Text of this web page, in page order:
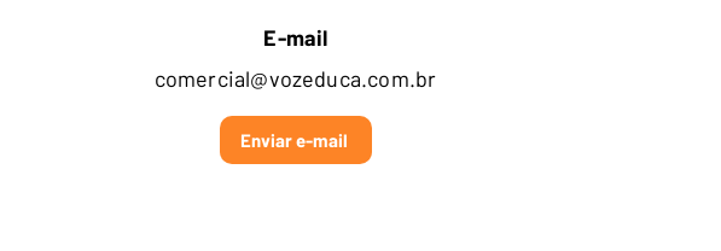
E-mail
comercial@vozeduca.com.br
Enviar e-mail